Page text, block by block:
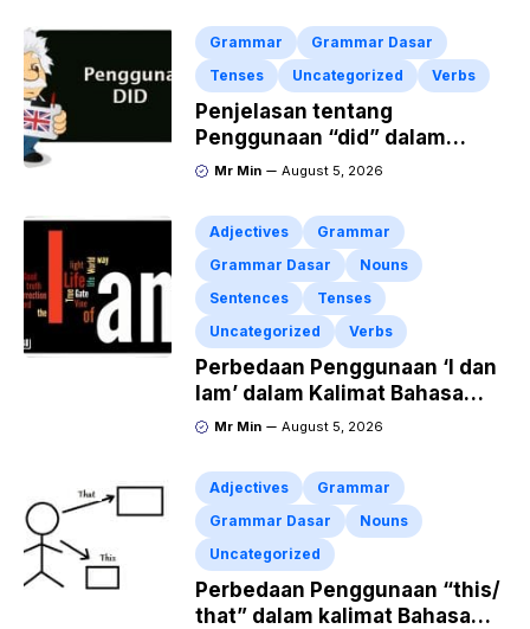
Grammar
Grammar Dasar
Tenses
Uncategorized Verbs
Penjelasan tentang
Penggunaan “did” dalam
Kalimat Simple Past Tense
Mr Min August 5, 2026
Adjectives
Grammar
Grammar Dasar
Nouns
Sentences
Tenses
Uncategorized
Verbs
Perbedaan Penggunaan ‘I dan
Iam’ dalam Kalimat Bahasa
Inggris
Mr Min August 5, 2026
Adjectives
Grammar
Grammar Dasar
Nouns
Uncategorized
Perbedaan Penggunaan “this/
that” dalam kalimat Bahasa